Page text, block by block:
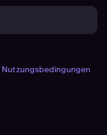
Nutzungsbedingungen